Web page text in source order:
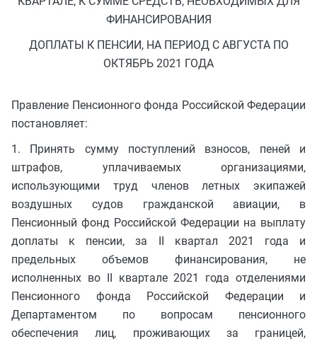
ФИНАНСИРОВАНИЯ
ДОПЛАТЫ К ПЕНСИИ, НА ПЕРИОД С АВГУСТА ПО
ОКТЯБРЬ 2021 ГОДА
Правление Пенсионного фонда Российской Федерации
постановляет:
1. Принять сумму поступлений взносов, пеней и
штрафов, уплачиваемых организациями,
использующими труд членов летных экипажей
воздушных судов гражданской авиации, в
Пенсионный фонд Российской Федерации на выплату
доплаты к пенсии, за II квартал 2021 года и
предельных объемов финансирования, не
исполненных во II квартале 2021 года отделениями
Пенсионного фонда Российской Федерации и
Департаментом по вопросам пенсионного
обеспечения лиц, проживающих за границей,